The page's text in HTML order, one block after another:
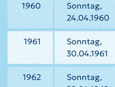
1960
Sonntag,
24.04.1960
1961
Sonntag,
30.04.1961
1962
Sonntag,